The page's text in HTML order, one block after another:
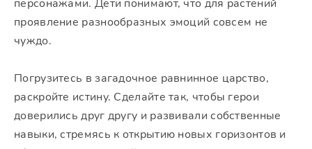
персонажами. Дети понимают, что для растений
проявление разнообразных эмоций совсем не
чуждо.
Погрузитесь в загадочное равнинное царство,
раскройте истину. Сделайте так, чтобы герои
доверились друг другу и развивали собственные
навыки, стремясь к открытию новых горизонтов и